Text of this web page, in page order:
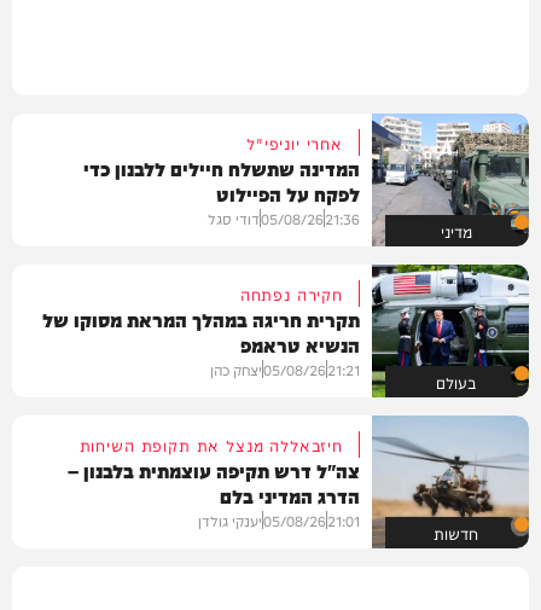
מדיני
אחרי יוניפי"ל
המדינה שתשלח חיילים ללבנון כדי
לפקח על הפיילוט
21:36
05/08/26דודי סגל
בעולם
חקירה נפתחה
תקרית חריגה במהלך המראת מסוקו של
הנשיא טראמפ
21:21
05/08/26יצחק כהן
חדשות
חיזבאללה מנצל את תקופת השיחות
צה"ל דרש תקיפה עוצמתית בלבנון –
הדרג המדיני בלם
21:01
05/08/26יענקי גולדן